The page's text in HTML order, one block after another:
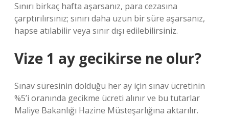
Sınırı birkaç hafta aşarsanız, para cezasına
çarptırılırsınız; sınırı daha uzun bir süre aşarsanız,
hapse atılabilir veya sınır dışı edilebilirsiniz.
Vize 1 ay gecikirse ne olur?
Sınav süresinin dolduğu her ay için sınav ücretinin
%5’i oranında gecikme ücreti alınır ve bu tutarlar
Maliye Bakanlığı Hazine Müsteşarlığına aktarılır.